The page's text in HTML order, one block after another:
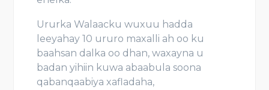
Ururka Walaacku wuxuu hadda
leeyahay 10 ururo maxalli ah oo ku
baahsan dalka oo dhan, waxayna u
badan yihiin kuwa abaabula soona
qabanqaabiya xafladaha,